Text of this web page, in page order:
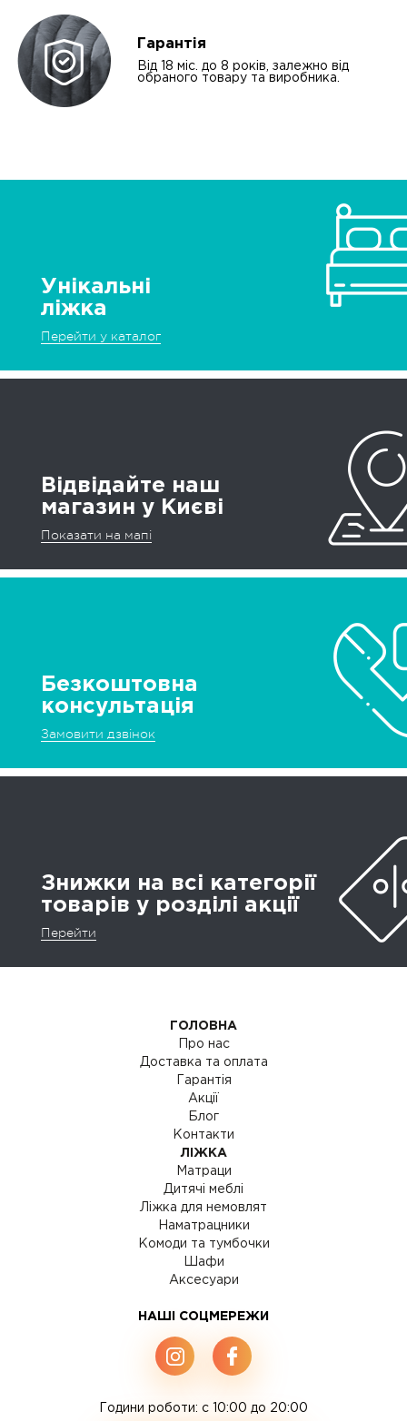
Гарантія
Від 18 міс. до 8 років, залежно від
обраного товару та виробника.
Унікальні
ліжка
Перейти у каталог
Відвідайте наш
магазин у Києві
Показати на мапі
Безкоштовна
консультація
Замовити дзвінок
Знижки на всі категорії
товарів у розділі акції
Перейти
ГОЛОВНА
Про нас
Доставка та оплата
Гарантія
Акції
Блог
Контакти
ЛІЖКА
Матраци
Дитячі меблі
Ліжка для немовлят
Наматрацники
Комоди та тумбочки
Шафи
Аксесуари
НАШІ СОЦМЕРЕЖИ
Години роботи: c 10:00 до 20:00